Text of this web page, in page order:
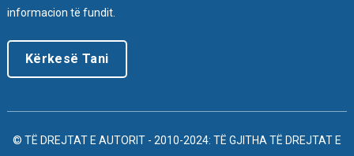
informacion të fundit.
Kërkesë Tani
© TË DREJTAT E AUTORIT - 2010-2024: TË GJITHA TË DREJTAT E